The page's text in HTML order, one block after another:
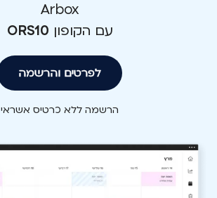
Arbox
עם הקופון ORS10
לפרטים והרשמה
הרשמה ללא כרטיס אשראי